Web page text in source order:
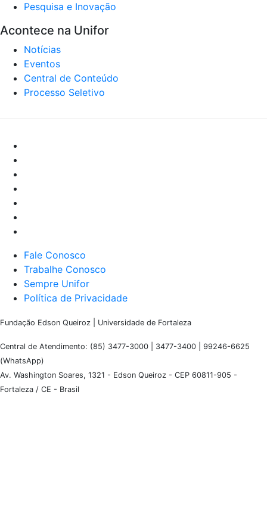
Pesquisa e Inovação
Acontece na Unifor
Notícias
Eventos
Central de Conteúdo
Processo Seletivo
Fale Conosco
Trabalhe Conosco
Sempre Unifor
Política de Privacidade
Fundação Edson Queiroz | Universidade de Fortaleza
Central de Atendimento: (85) 3477-3000 | 3477-3400 | 99246-6625
(WhatsApp)
Av. Washington Soares, 1321 - Edson Queiroz - CEP 60811-905 -
Fortaleza / CE - Brasil